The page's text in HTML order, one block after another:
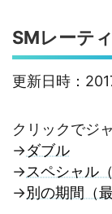
SMレーテ
更新日時：
クリックでジ
→ダブル
→スペシャル
→別の期間（